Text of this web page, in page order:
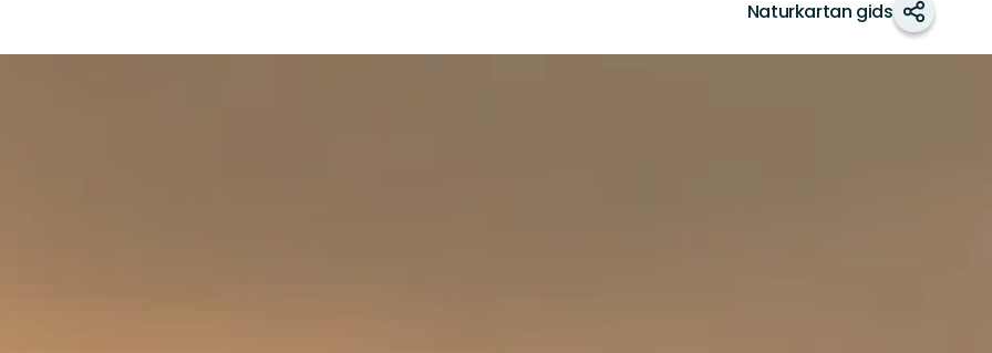
Naturkartan gids Delen